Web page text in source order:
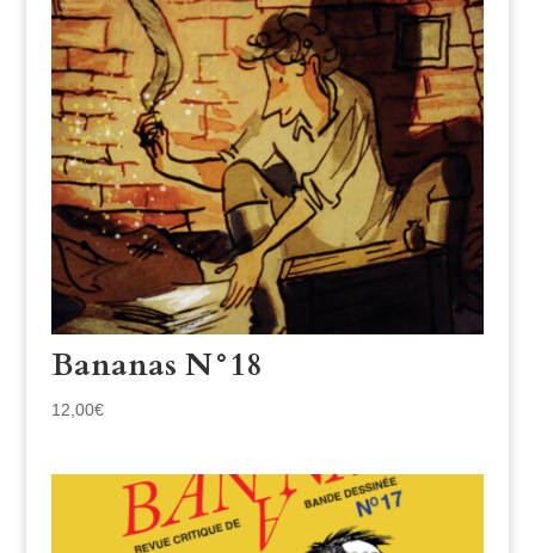
Bananas N°18
12,00€